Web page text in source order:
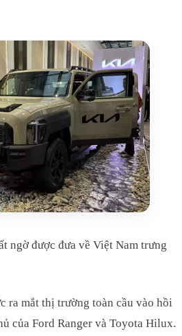
ngờ được đưa về Việt Nam trưng
ra mắt thị trường toàn cầu vào hồi
của Ford Ranger và Toyota Hilux.